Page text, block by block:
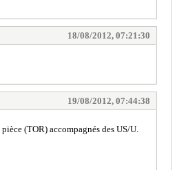
18/08/2012, 07:21:30
19/08/2012, 07:44:38
(TOR) accompagnés des US/U.